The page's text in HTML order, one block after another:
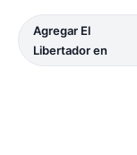
Agregar El
Libertador en